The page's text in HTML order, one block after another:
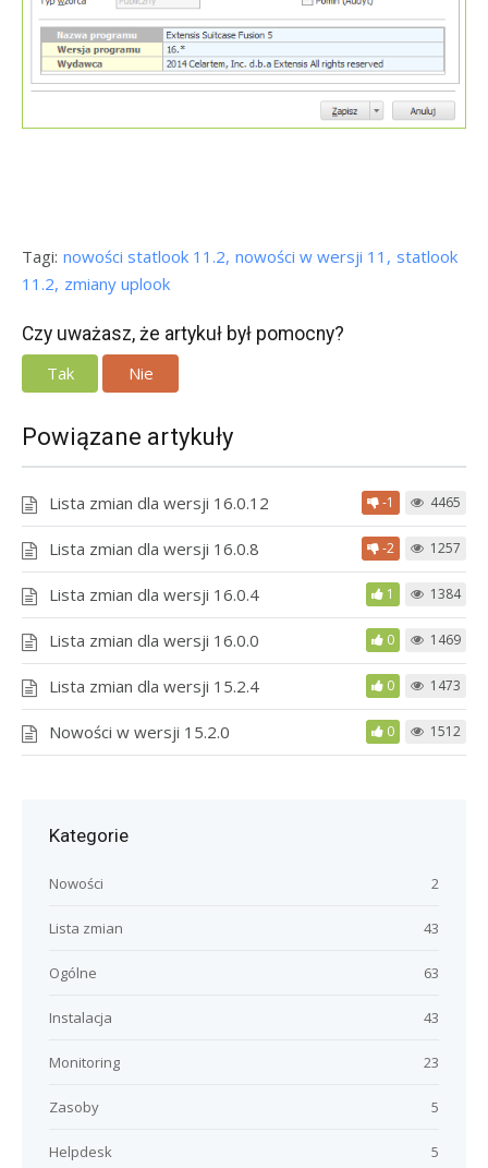
Tagi: nowości statlook 11.2 nowości w wersji 11
statlook
11.2 zmiany uplook
Czy uważasz, że artykuł był pomocny?
Tak
Nie
Powiązane artykuły
Lista zmian dla wersji 16.0.12 -1 4465
Lista zmian dla wersji 16.0.8 -2 1257
Lista zmian dla wersji 16.0.4 1 1384
Lista zmian dla wersji 16.0.0 0 1469
Lista zmian dla wersji 15.2.4 0 1473
Nowości w wersji 15.2.0 0 1512
Kategorie
2
Nowości
43
Lista zmian
63
Ogólne
43
Instalacja
23
Monitoring
5
Zasoby
5
Helpdesk